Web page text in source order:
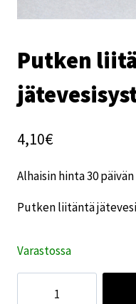
Putken
4,10€
Alhaisin hinta 30 päivän
Putken liitäntä
Varastossa